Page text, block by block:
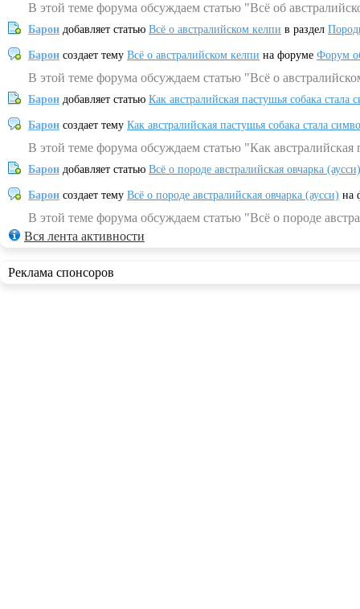
В этой теме форума обсуждаем статью "Всё об
Барон добавляет статью Всё о австралийском келпи в раздел
Барон создает тему Всё о австралийском келпи на форуме Форум
В этой теме форума обсуждаем статью "Всё о
Барон добавляет статью Как австралийская пастушья собака
Барон создает тему Как австралийская пастушья собака стала
В этой теме форума обсуждаем статью "Как
Барон добавляет статью Всё о породе австралийская овчарка (аусси)
Барон создает тему Всё о породе австралийская овчарка (аусси) на
В этой теме форума обсуждаем статью "Всё о породе
Вся лента активности
Реклама спонсоров